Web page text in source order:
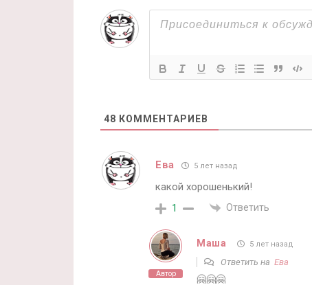
48 КОММЕНТАРИЕВ
Ева 5 лет назад
какой хорошенький!
1 Ответить
Автор
Маша 5 лет назад
Ответить на Ева
🤗🤗🤗